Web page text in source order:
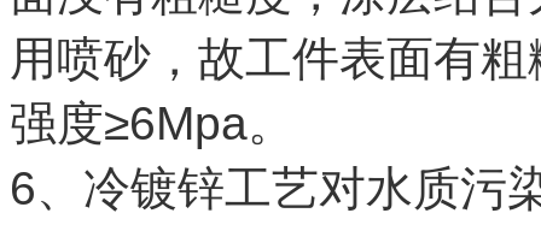
用喷砂，故工件表面有
强度≥6Mpa。
6、冷镀锌工艺对水质污